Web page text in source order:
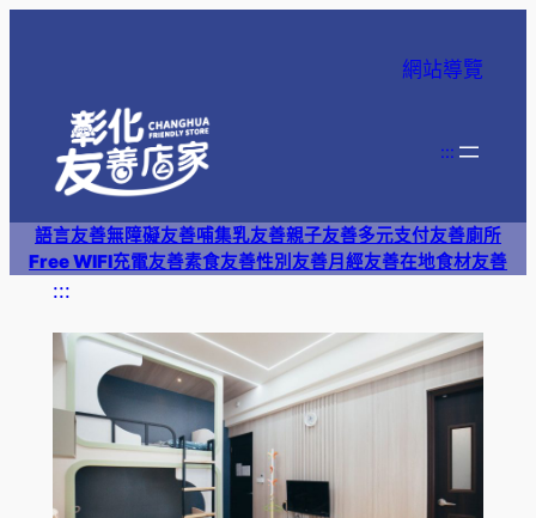
網站導覽
:::
語言友善無障礙友善哺集乳友善親子友善多元支付友善廁所
Free WIFI充電友善素食友善性別友善月經友善在地食材友善
:::